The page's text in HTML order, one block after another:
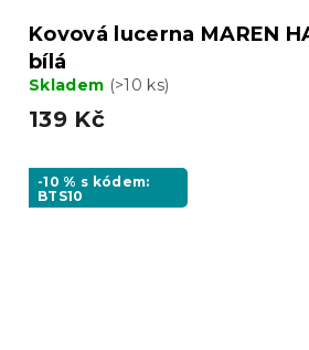
Kovová lucerna MAREN
bílá
Skladem (>10 ks)
139 Kč
-10 % s kódem:
BTS10